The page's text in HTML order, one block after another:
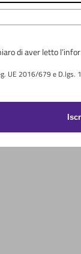
di aver letto
UE 2016/679 e D.lgs.